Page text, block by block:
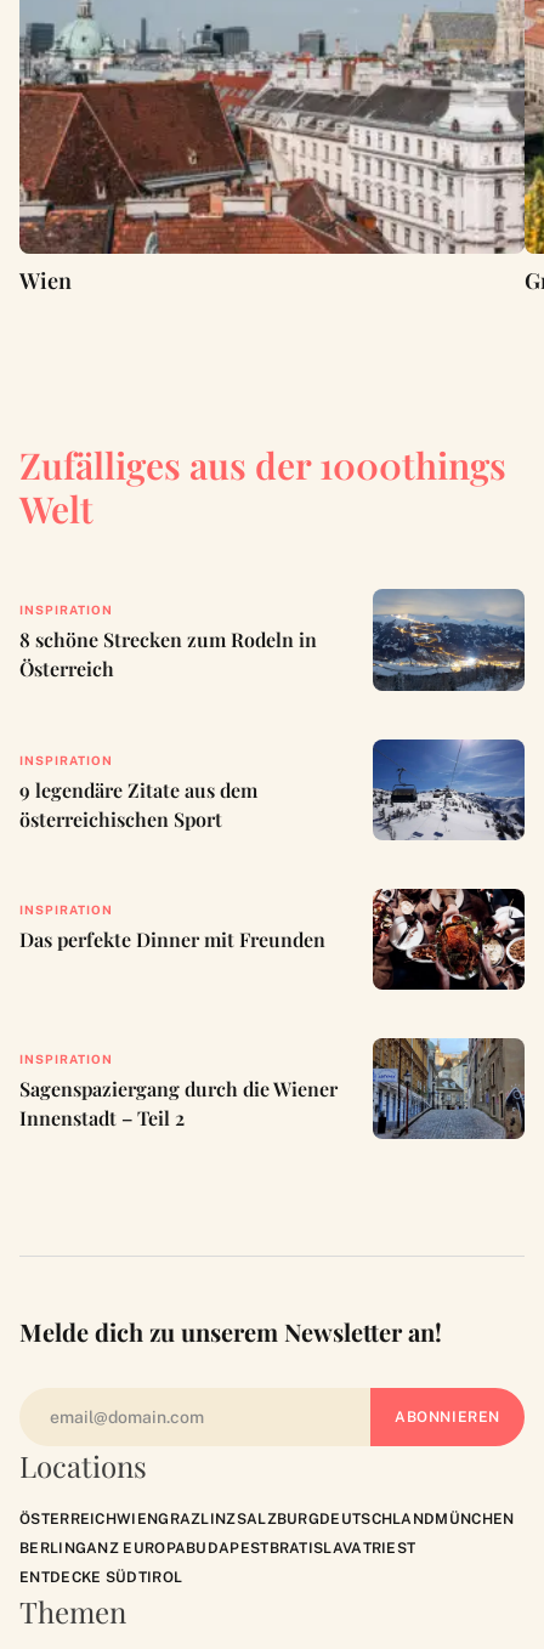
Wien
Zufälliges aus der 1000things
Welt
INSPIRATION
8 schöne Strecken zum Rodeln in
Österreich
INSPIRATION
9 legendäre Zitate aus dem
österreichischen Sport
INSPIRATION
Das perfekte Dinner mit Freunden
INSPIRATION
Sagenspaziergang durch die Wiener
Innenstadt – Teil 2
Locations
ÖSTERREICHWIENGRAZLINZSALZBURGDEUTSCHLANDMÜNCHEN
BERLINGANZ EUROPABUDAPESTBRATISLAVATRIEST
ENTDECKE SÜDTIROL
Themen
Melde dich zu unserem Newsletter an!